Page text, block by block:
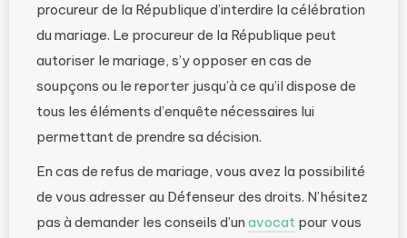
procureur de la République d’interdire la célébration
du mariage. Le procureur de la République peut
autoriser le mariage, s’y opposer en cas de
soupçons ou le reporter jusqu’à ce qu’il dispose de
tous les éléments d’enquête nécessaires lui
permettant de prendre sa décision.
En cas de refus de mariage, vous avez la possibilité
de vous adresser au Défenseur des droits. N’hésitez
pas à demander les conseils d’un avocat pour vous